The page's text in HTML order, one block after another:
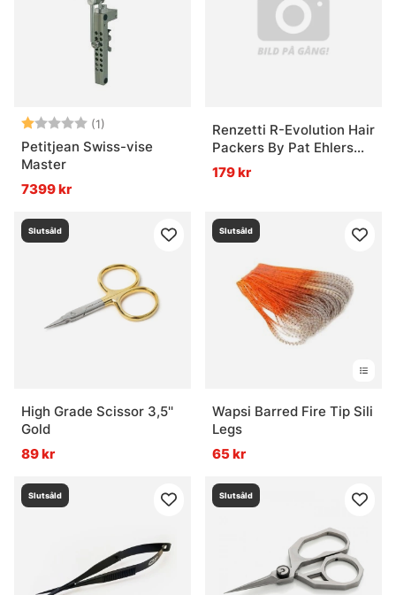
Betyg: (1)
1.0 utav 5 stjärnor
Petitjean Swiss-vise
Master
7399 kr
Renzetti R-Evolution Hair
Packers By Pat Ehlers
179 kr
Slutsåld
High Grade Scissor 3,5''
Gold
89 kr
Slutsåld
Wapsi Barred Fire Tip Sili
Legs
65 kr
Slutsåld Slutsåld